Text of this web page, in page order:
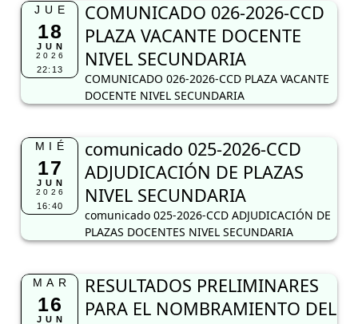
JUE
18
JUN
2026
22:13
COMUNICADO 026-2026-CCD
PLAZA VACANTE DOCENTE
NIVEL SECUNDARIA
COMUNICADO 026-2026-CCD PLAZA VACANTE
DOCENTE NIVEL SECUNDARIA
MIÉ
17
JUN
2026
16:40
comunicado 025-2026-CCD
ADJUDICACIÓN DE PLAZAS
NIVEL SECUNDARIA
comunicado 025-2026-CCD ADJUDICACIÓN DE
PLAZAS DOCENTES NIVEL SECUNDARIA
MAR
16
JUN
RESULTADOS PRELIMINARES
PARA EL NOMBRAMIENTO DEL